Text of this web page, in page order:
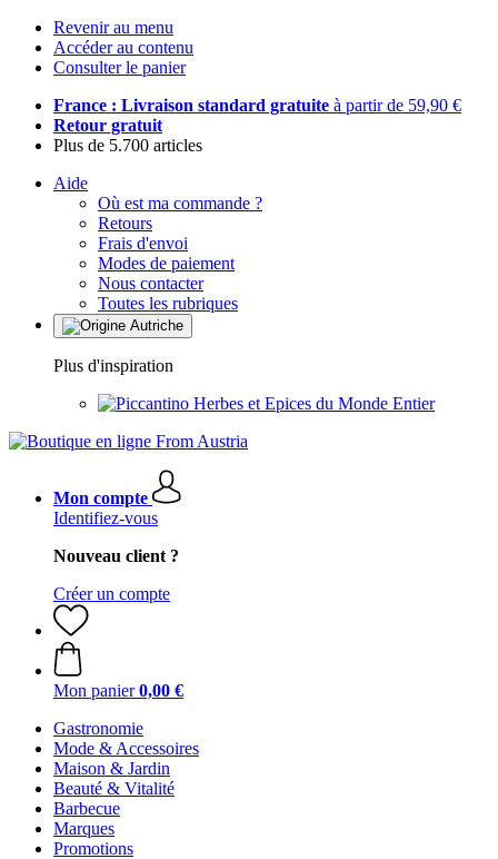
Revenir au menu
Accéder au contenu
Consulter le panier
France : Livraison standard gratuite à partir de 59,90 €
Retour gratuit
Plus de 5.700 articles
Aide
Où est ma commande ?
Retours
Frais d'envoi
Modes de paiement
Nous contacter
Toutes les rubriques
Plus d'inspiration
Herbes et Epices du Monde Entier
Mon compte
Identifiez-vous
Nouveau client ?
Créer un compte
Mon panier 0,00 €
Gastronomie
Mode & Accessoires
Maison & Jardin
Beauté & Vitalité
Barbecue
Marques
Promotions